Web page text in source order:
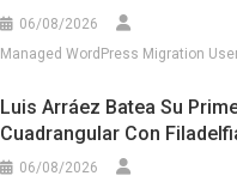
06/08/2026
Managed WordPress Migration
Luis Arráez Batea Su
Cuadrangular Con
06/08/2026